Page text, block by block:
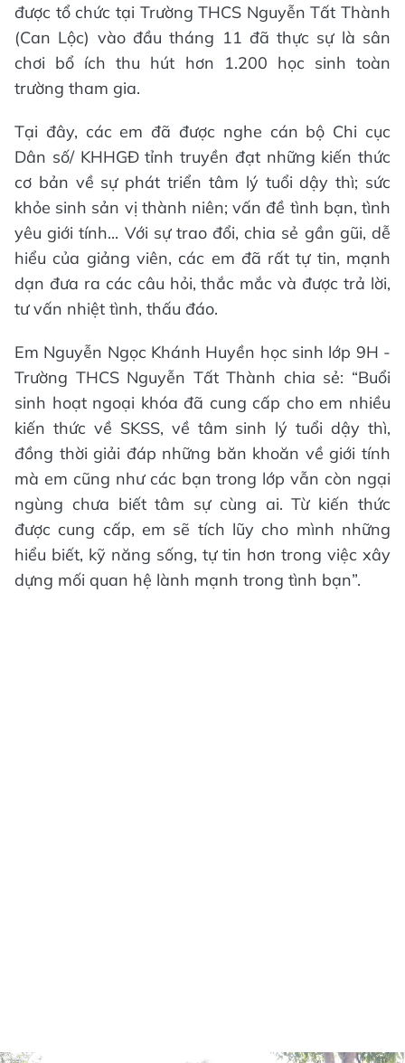
được tổ chức tại Trường THCS Nguyễn Tất Thành
(Can Lộc) vào đầu tháng 11 đã thực sự là sân
chơi bổ ích thu hút hơn 1.200 học sinh toàn
trường tham gia.
Tại đây, các em đã được nghe cán bộ Chi cục
Dân số/ KHHGĐ tỉnh truyền đạt những kiến thức
cơ bản về sự phát triển tâm lý tuổi dậy thì; sức
khỏe sinh sản vị thành niên; vấn đề tình bạn, tình
yêu giới tính... Với sự trao đổi, chia sẻ gần gũi, dễ
hiểu của giảng viên, các em đã rất tự tin, mạnh
dạn đưa ra các câu hỏi, thắc mắc và được trả lời,
tư vấn nhiệt tình, thấu đáo.
Em Nguyễn Ngọc Khánh Huyền học sinh lớp 9H -
Trường THCS Nguyễn Tất Thành chia sẻ: “Buổi
sinh hoạt ngoại khóa đã cung cấp cho em nhiều
kiến thức về SKSS, về tâm sinh lý tuổi dậy thì,
đồng thời giải đáp những băn khoăn về giới tính
mà em cũng như các bạn trong lớp vẫn còn ngại
ngùng chưa biết tâm sự cùng ai. Từ kiến thức
được cung cấp, em sẽ tích lũy cho mình những
hiểu biết, kỹ năng sống, tự tin hơn trong việc xây
dựng mối quan hệ lành mạnh trong tình bạn”.